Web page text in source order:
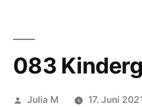
083
Julia M
17. Juni